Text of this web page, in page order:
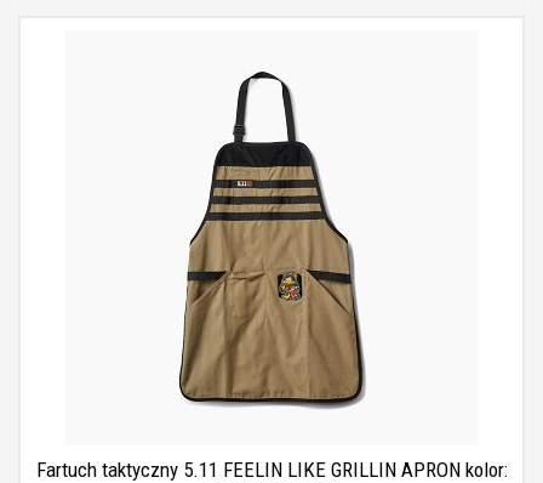
Fartuch taktyczny 5.11 FEELIN LIKE GRILLIN APRON kolor: